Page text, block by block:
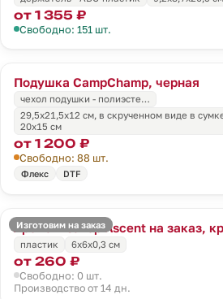
от 1 355 ₽
Свободно: 151 шт.
Подушка CampChamp, черная
чехол подушки - полиэсте…
29,5х21,5х12 см, в скрученном виде в
20х15 см
от 1 200 ₽
Свободно: 88 шт.
Флекс DTF
Изготовим на заказ
Ароматизатор Ascent на заказ,
пластик
6x6x0,3 см
от 260 ₽
Свободно: 0 шт.
Производство от 14 дн.